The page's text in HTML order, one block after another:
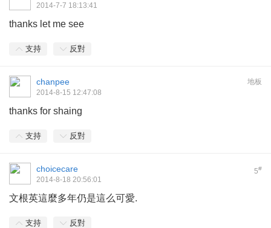
2014-7-7 18:13:41
thanks let me see
支持 反對
地板
chanpee
2014-8-15 12:47:08
thanks for shaing
支持 反對
5#
choicecare
2014-8-18 20:56:01
文根英這麼多年仍是這么可愛.
支持 反對